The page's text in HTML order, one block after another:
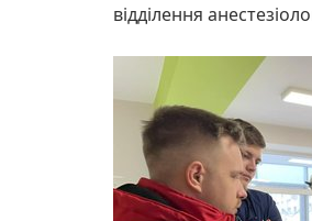
відділення